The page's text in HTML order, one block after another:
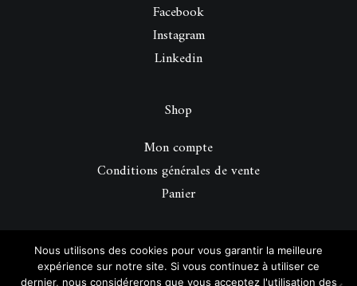
© 2026 Be Perfect Magazine.| Tous droits réservés.
Facebook
Instagram
Linkedin
Shop
Mon compte
Conditions générales de vente
Panier
Nous utilisons des cookies pour vous garantir la meilleure
expérience sur notre site. Si vous continuez à utiliser ce
dernier, nous considérerons que vous acceptez l'utilisation des